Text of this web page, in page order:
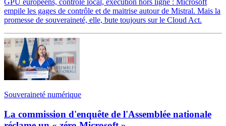
empile les gages de contrôle et de maitrise autour de Mistral. Mais la
promesse de souveraineté, elle, bute toujours sur le Cloud Act.
Souveraineté numérique
La commission d'enquête de l'Assemblée nationale